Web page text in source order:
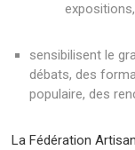
sensibilisent le
débats, des
populaire, des
La Fédération